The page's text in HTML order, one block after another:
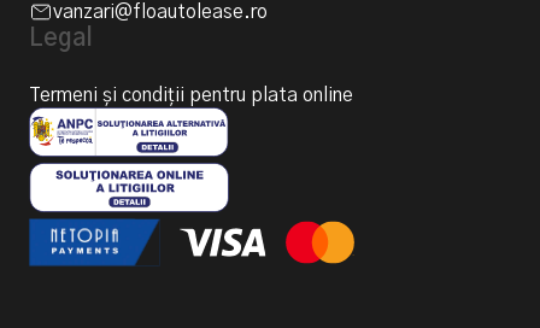
vanzari@floautolease.ro
Legal
Termeni și condiții pentru plata online